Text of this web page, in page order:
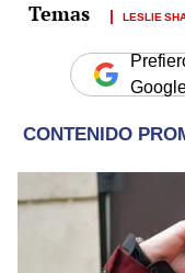
LESLIE